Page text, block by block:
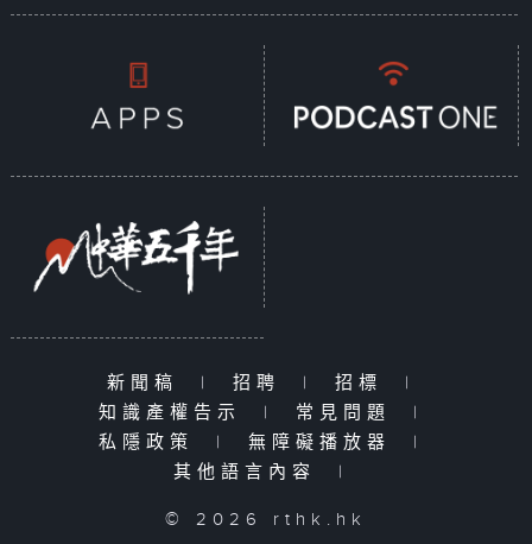
新聞稿 | 招聘 | 招標
|
知識產權告示
| 常見問題
|
私隱政策
| 無障礙播放器
|
其他語言內容
|
© 2026 rthk.hk